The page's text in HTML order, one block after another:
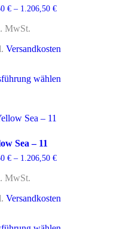
€– 1.206,50 €
MwSt.
Versandkosten
wählenProdukt
gewählt
Sea – 11
€– 1.206,50 €
MwSt.
Versandkosten